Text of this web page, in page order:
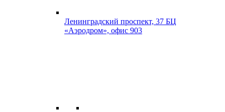
Ленинградский проспект, 37 БЦ
«Аэродром», офис 903